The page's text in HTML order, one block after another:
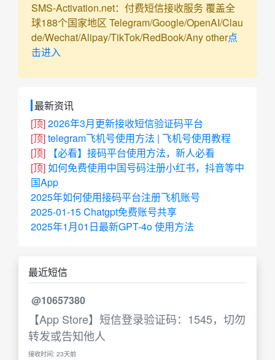
SMS-Activation.net：付费短信接收服务 覆盖全
球188个国家地区 Telegram/Google/OpenAI/Clau
de/Wechat/Alipay/TikTok/RedBook/Any other点
击进入
最新资讯
[顶]2026年3月更新接收短信验证码平台
[顶]telegram飞机号使用方法 | 飞机号使用教程
[顶]
【必看】接码平台使用方法，新人必看
[顶]如何免费使用中国号码注册小红书，抖音等中
国App
2025年如何使用接码平台注册飞机账号
2025-01-15 Chatgpt免费账号共享
2025年1月01日最新GPT-4o 使用方法
最近短信
@10657380
【App Store】短信登录验证码：1545，切勿
转发或告知他人
接收时间: 23天前